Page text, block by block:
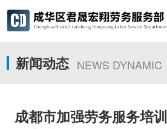
新闻动态 NEWS DYNAMIC
成都市加强劳务服务培